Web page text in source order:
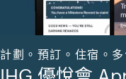
計劃。預訂。住宿。